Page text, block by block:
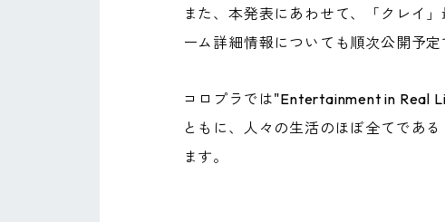
また、本発表にあわせて、「クレイ
ーム詳細情報についても順次公開予
コロプラでは"Entertainment in Real
ともに、人々の生活のほぼ全てであ
ます。